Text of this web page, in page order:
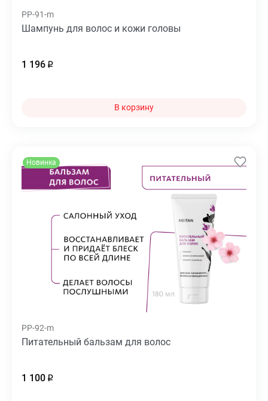
PP-91-m
Шампунь для волос и кожи головы
1 196
В корзину
Новинка
PP-92-m
Питательный бальзам для волос
1 100